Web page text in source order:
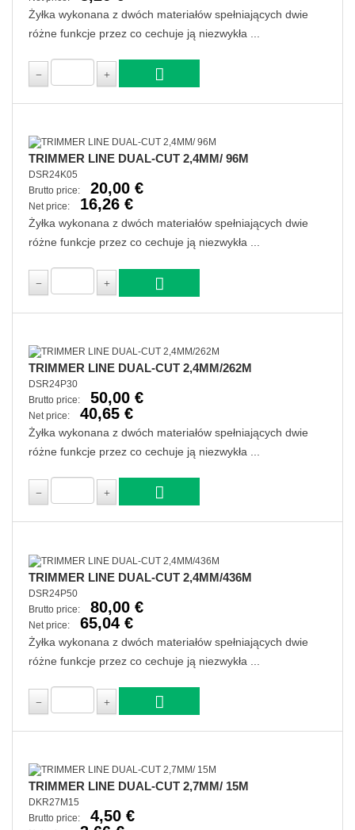
Żyłka wykonana z dwóch materiałów spełniających dwie
różne funkcje przez co cechuje ją niezwykła ...
TRIMMER LINE DUAL-CUT 2,4MM/ 96M
DSR24K05
Brutto price:
20,00 €
Net price: 16,26 €
Żyłka wykonana z dwóch materiałów spełniających dwie
różne funkcje przez co cechuje ją niezwykła ...
TRIMMER LINE DUAL-CUT 2,4MM/262M
DSR24P30
Brutto price:
50,00 €
Net price: 40,65 €
Żyłka wykonana z dwóch materiałów spełniających dwie
różne funkcje przez co cechuje ją niezwykła ...
TRIMMER LINE DUAL-CUT 2,4MM/436M
DSR24P50
Brutto price:
80,00 €
Net price: 65,04 €
Żyłka wykonana z dwóch materiałów spełniających dwie
różne funkcje przez co cechuje ją niezwykła ...
TRIMMER LINE DUAL-CUT 2,7MM/ 15M
DKR27M15
Brutto price:
4,50 €